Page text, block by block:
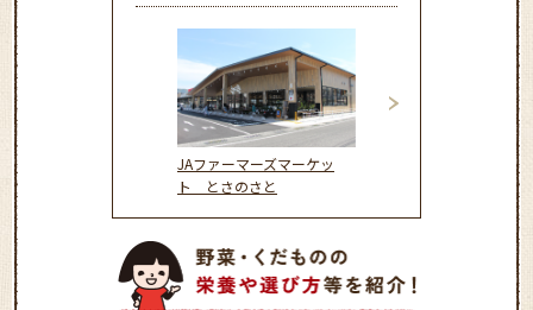
JAファーマーズマーケッ
ト とさのさと
フードステーシ
（まっこと）ふ